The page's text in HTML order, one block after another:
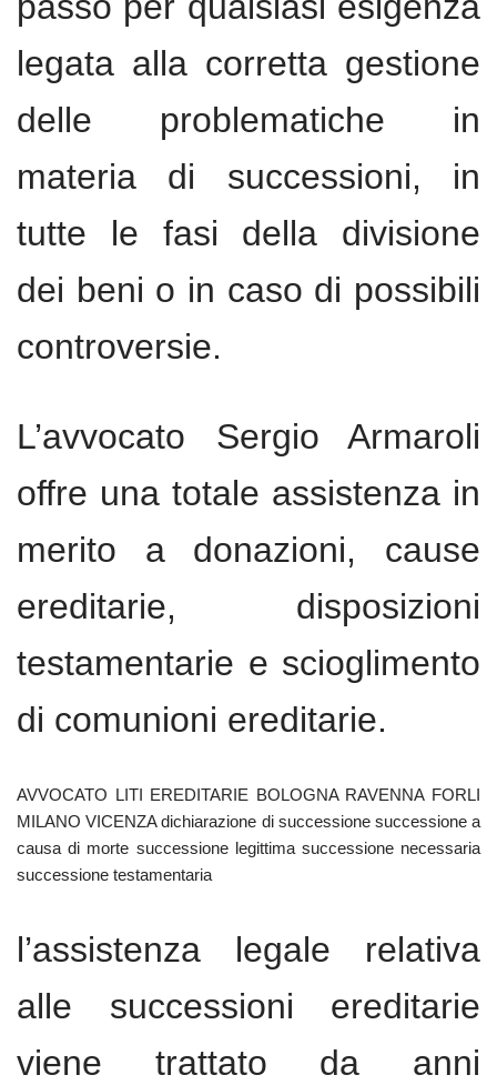
legata alla corretta gestione
delle problematiche in
materia di successioni, in
tutte le fasi della divisione
dei beni o in caso di possibili
controversie.
L’avvocato Sergio Armaroli
offre una totale assistenza in
merito a donazioni, cause
ereditarie, disposizioni
testamentarie e scioglimento
di comunioni ereditarie.
AVVOCATO LITI EREDITARIE BOLOGNA RAVENNA FORLI
MILANO VICENZA dichiarazione di successione successione a
causa di morte successione legittima successione necessaria
successione testamentaria
l’assistenza legale relativa
alle successioni ereditarie
viene trattato da anni